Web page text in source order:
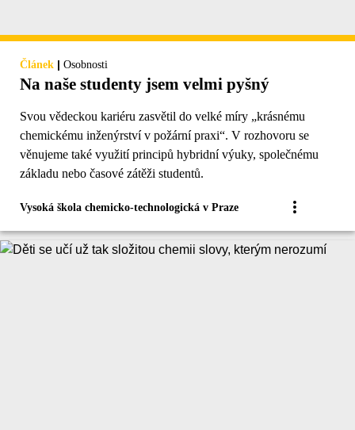
Článek | Osobnosti
Na naše studenty jsem velmi pyšný
Svou vědeckou kariéru zasvětil do velké míry „krásnému
chemickému inženýrství v požární praxi“. V rozhovoru se
věnujeme také využití principů hybridní výuky, společnému
základu nebo časové zátěži studentů.
Vysoká škola chemicko-technologická v Praze